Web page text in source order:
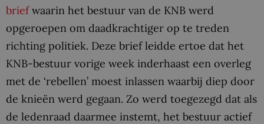
briefwaarin het bestuur van de KNB werd
opgeroepen om daadkrachtiger op te treden
richting politiek. Deze brief leidde ertoe dat het
KNB-bestuur vorige week inderhaast een overleg
met de ‘rebellen’ moest inlassen waarbij diep door
de knieën werd gegaan. Zo werd toegezegd dat als
de ledenraad daarmee instemt, het bestuur actief